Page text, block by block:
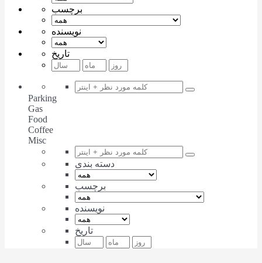
برچسب
نویسنده
تاریخ
Parking
Gas
Food
Coffee
Misc
دسته بندی
برچسب
نویسنده
تاریخ